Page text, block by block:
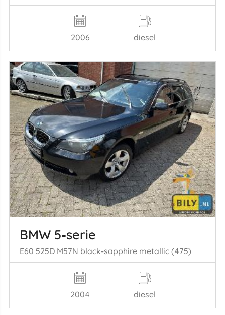
2006 diesel
BMW 5‑serie
E60 525D M57N black-sapphire metallic (475)
2004 diesel